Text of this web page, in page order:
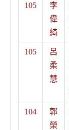
105
李
偉
綺
105
呂
柔
慧
104
郭
榮